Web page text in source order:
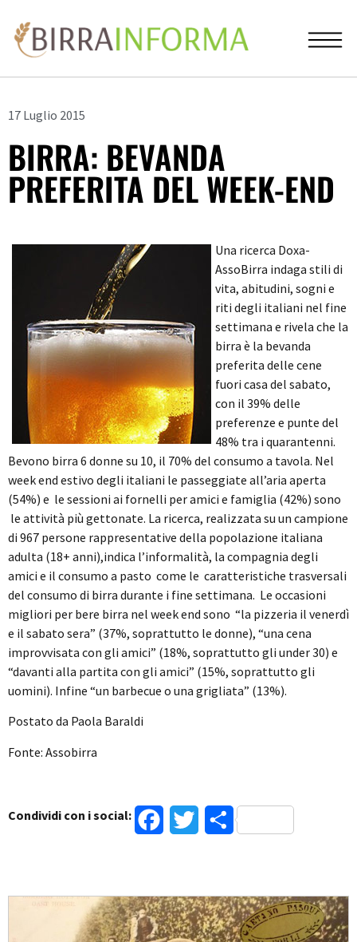
17 Luglio 2015
BIRRA: BEVANDA
PREFERITA DEL WEEK-END
Una ricerca Doxa-
AssoBirra indaga stili di
vita, abitudini, sogni e
riti degli italiani nel fine
settimana e rivela che la
birra è la bevanda
preferita delle cene
fuori casa del sabato,
con il 39% delle
preferenze e punte del
48% tra i quarantenni.
Bevono birra 6 donne su 10, il 70% del consumo a tavola. Nel
week end estivo degli italiani le passeggiate all’aria aperta
(54%) e le sessioni ai fornelli per amici e famiglia (42%) sono
le attività più gettonate. La ricerca, realizzata su un campione
di 967 persone rappresentative della popolazione italiana
adulta (18+ anni),indica l’informalità, la compagnia degli
amici e il consumo a pasto come le caratteristiche trasversali
del consumo di birra durante i fine settimana. Le occasioni
migliori per bere birra nel week end sono “la pizzeria il venerdì
e il sabato sera” (37%, soprattutto le donne), “una cena
improvvisata con gli amici” (18%, soprattutto gli under 30) e
“davanti alla partita con gli amici” (15%, soprattutto gli
uomini). Infine “un barbecue o una grigliata” (13%).
Postato da Paola Baraldi
Fonte: Assobirra
Condividi con i social: FacebookTwitterCondividi